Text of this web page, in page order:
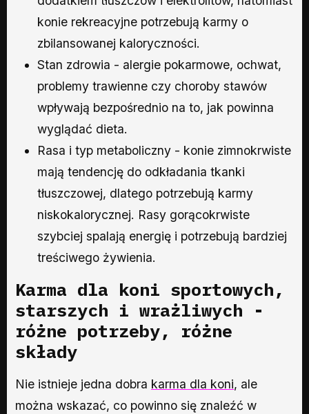
konie rekreacyjne potrzebują karmy o
zbilansowanej kaloryczności.
Stan zdrowia - alergie pokarmowe, ochwat,
problemy trawienne czy choroby stawów
wpływają bezpośrednio na to, jak powinna
wyglądać dieta.
Rasa i typ metaboliczny - konie zimnokrwiste
mają tendencję do odkładania tkanki
tłuszczowej, dlatego potrzebują karmy
niskokalorycznej. Rasy gorącokrwiste
szybciej spalają energię i potrzebują bardziej
treściwego żywienia.
Karma dla koni sportowych,
starszych i wrażliwych -
różne potrzeby, różne
składy
Nie istnieje jedna dobra karma dla koni, ale
można wskazać, co powinno się znaleźć w